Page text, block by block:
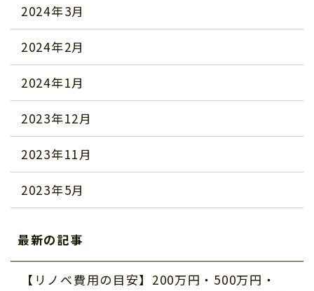
2024年3月
2024年2月
2024年1月
2023年12月
2023年11月
2023年5月
最新の記事
【リノベ費用の目安】200万円・500万円・